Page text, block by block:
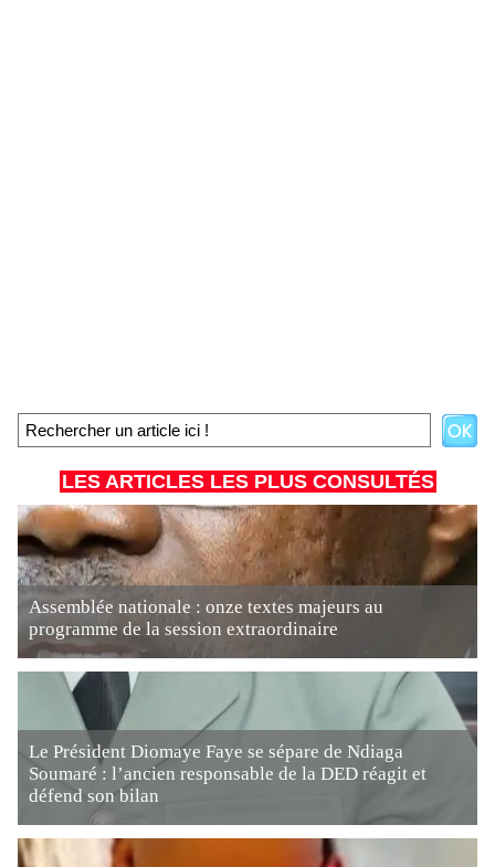
LES ARTICLES LES PLUS CONSULTÉS
Assemblée nationale : onze textes majeurs au
programme de la session extraordinaire
Le Président Diomaye Faye se sépare de Ndiaga
Soumaré : l’ancien responsable de la DED réagit et
défend son bilan